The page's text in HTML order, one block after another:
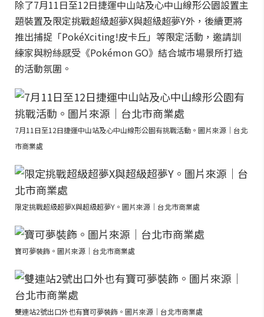
除了7月11日至12日捷運中山站及心中山線形公園設置主
題裝置及限定挑戰超級超夢X與超級超夢Y外，後續更將
推出捕捉「PokéXciting!皮卡丘」等限定活動，邀請訓
練家與粉絲感受《Pokémon GO》結合城市場景所打造
的活動氛圍。
7月11日至12日捷運中山站及心中山線形公園有挑戰活動。圖片來源｜台北
市商業處
限定挑戰超級超夢X與超級超夢Y。圖片來源｜台北市商業處
寶可夢裝飾。圖片來源｜台北市商業處
雙連站2號出口外也有寶可夢裝飾。圖片來源｜台北市商業處